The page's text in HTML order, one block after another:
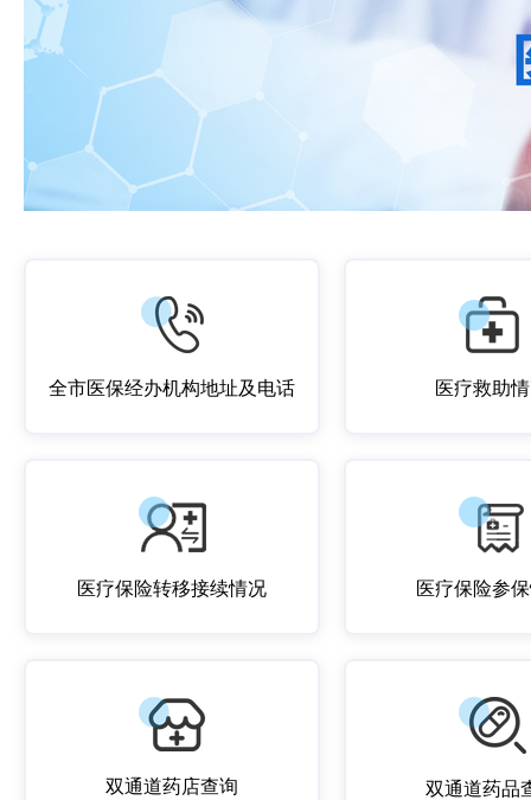
全市医保经办机构地址及电话 医疗救助
医疗保险转移接续情况 医疗保险参
双通道药店查询 双通道药品